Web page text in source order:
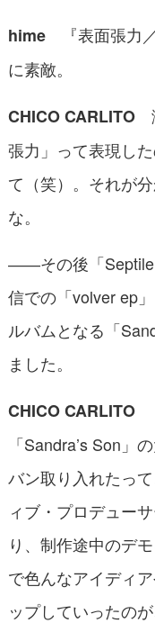
hime『表面張力／
に素敵。
CHICO CARLITO
張力」って表現し
て（笑）。それが
な。
――その後「
信での「volver ep
ルバムとなる「
ました。
CHICO CARLITO
「Sandra’s Son」
バン取り入れたっ
ィブ・プロデュー
り、制作途中のデ
で色んなアイディ
ップしていったの